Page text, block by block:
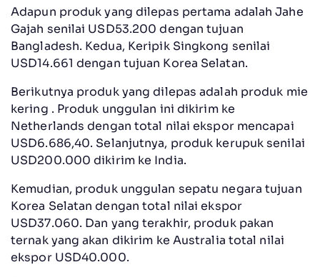
Adapun produk yang dilepas pertama adalah Jahe
Gajah senilai USD53.200 dengan tujuan
Bangladesh. Kedua, Keripik Singkong senilai
USD14.661 dengan tujuan Korea Selatan.
Berikutnya produk yang dilepas adalah produk mie
kering . Produk unggulan ini dikirim ke
Netherlands dengan total nilai ekspor mencapai
USD6.686,40. Selanjutnya, produk kerupuk senilai
USD200.000 dikirim ke India.
Kemudian, produk unggulan sepatu negara tujuan
Korea Selatan dengan total nilai ekspor
USD37.060. Dan yang terakhir, produk pakan
ternak yang akan dikirim ke Australia total nilai
ekspor USD40.000.